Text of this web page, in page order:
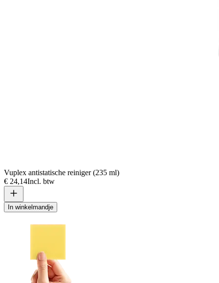
Vuplex antistatische reiniger (235 ml)
€ 24,14Incl. btw
In winkelmandje